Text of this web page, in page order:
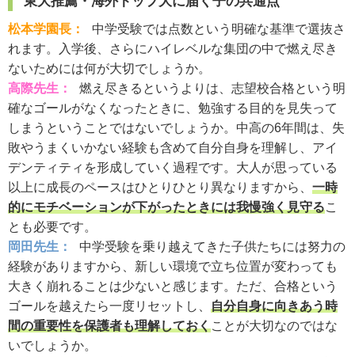
松本学園長：
中学受験では点数という明確な基準で選抜さ
れます。入学後、さらにハイレベルな集団の中で燃え尽き
ないためには何が大切でしょうか。
高際先生：
燃え尽きるというよりは、志望校合格という明
確なゴールがなくなったときに、勉強する目的を見失って
しまうということではないでしょうか。中高の6年間は、失
敗やうまくいかない経験も含めて自分自身を理解し、アイ
デンティティを形成していく過程です。大人が思っている
以上に成長のペースはひとりひとり異なりますから、 一時
的にモチベーションが下がったときには我慢強く見守るこ
とも必要です。
岡田先生：
中学受験を乗り越えてきた子供たちには努力の
経験がありますから、新しい環境で立ち位置が変わっても
大きく崩れることは少ないと感じます。ただ、合格という
ゴールを越えたら一度リセットし、 自分自身に向きあう時
間の重要性を保護者も理解しておくことが大切なのではな
いでしょうか。